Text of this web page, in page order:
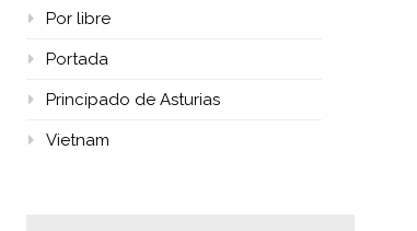
Por libre
Portada
Principado de Asturias
Vietnam